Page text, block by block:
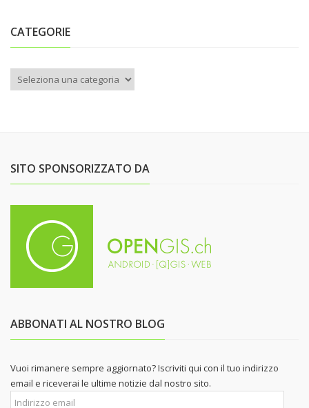
CATEGORIE
Categorie
SITO SPONSORIZZATO DA
ABBONATI AL NOSTRO BLOG
Vuoi rimanere sempre aggiornato? Iscriviti qui con il tuo indirizzo
email e riceverai le ultime notizie dal nostro sito.
Indirizzo